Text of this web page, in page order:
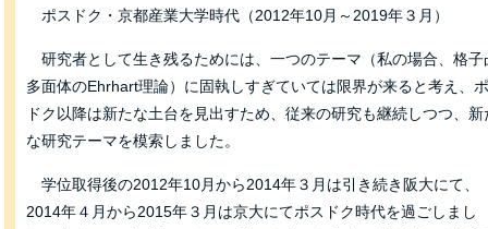
ポスドク・京都産業大学時代（2012年10月～2019年３月）
研究者として生き残るためには、一つのテーマ（私の場合、格子
多面体のEhrhart理論）に固執しすぎていては限界が来ると考え、
ドク以降は新たな土台を見出すため、従来の研究も継続しつつ、新
な研究テーマを模索しました。
学位取得後の2012年10月から2014年３月は引き続き阪大にて、
2014年４月から2015年３月は京大にてポスドク時代を過ごしまし